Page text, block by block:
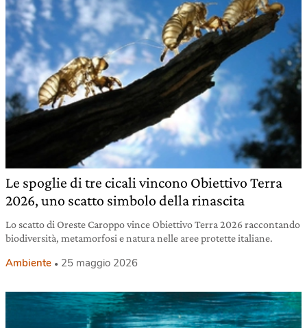
Le spoglie di tre cicali vincono Obiettivo Terra
2026, uno scatto simbolo della rinascita
Lo scatto di Oreste Caroppo vince Obiettivo Terra 2026 raccontando
biodiversità, metamorfosi e natura nelle aree protette italiane.
Ambiente 25 maggio 2026